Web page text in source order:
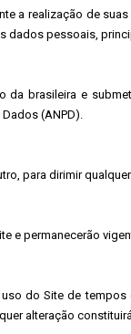
a realização de
pessoais,
brasileira e
(ANPD).
para dirimir
e permanecerão
do Site de
alteração